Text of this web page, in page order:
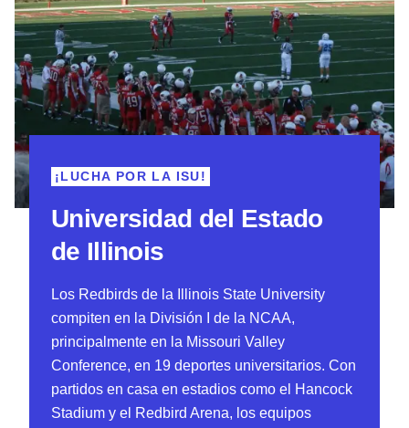
Universidad del Estado
de Illinois
¡LUCHA POR LA ISU!
Los Redbirds de la Illinois State University
compiten en la División I de la NCAA,
principalmente en la Missouri Valley
Conference, en 19 deportes universitarios. Con
partidos en casa en estadios como el Hancock
Stadium y el Redbird Arena, los equipos